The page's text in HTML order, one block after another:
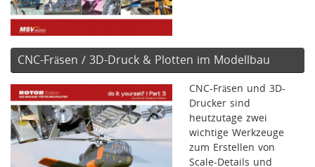
CNC-Fräsen / 3D-Druck & Plotten im Modellbau
CNC-Fräsen und 3D-
Drucker sind
heutzutage zwei
wichtige Werkzeuge
zum Erstellen von
Scale-Details und